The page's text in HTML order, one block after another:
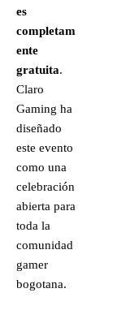
es
completam
ente
gratuita.
Claro
Gaming ha
diseñado
este evento
como una
celebración
abierta para
toda la
comunidad
gamer
bogotana.